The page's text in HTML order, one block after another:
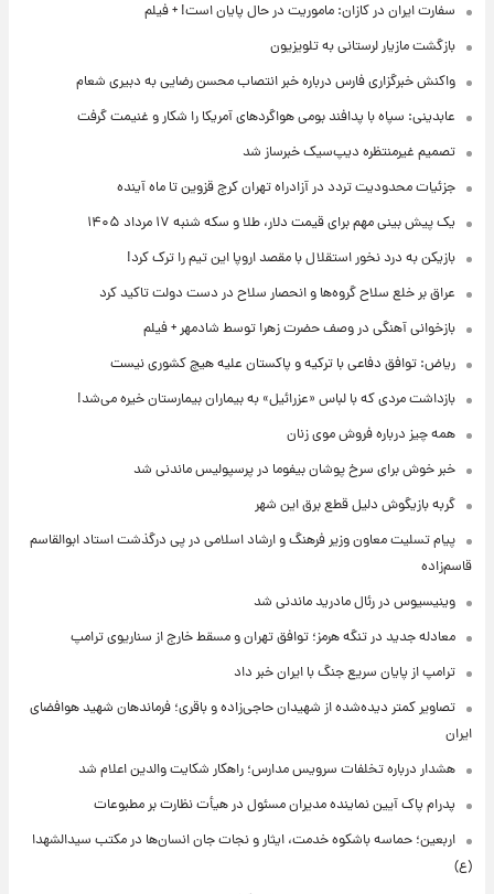
سفارت ایران در کازان: ماموریت در حال پایان است! + فیلم
بازگشت مازیار لرستانی به تلویزیون
واکنش خبرگزاری فارس درباره خبر انتصاب محسن رضایی به دبیری شعام
عابدینی: سپاه با پدافند بومی هواگردهای آمریکا را شکار و غنیمت گرفت
تصمیم غیرمنتظره دیپ‌سیک خبرساز شد
جزئیات محدودیت تردد در آزادراه تهران کرج قزوین تا ماه آینده
یک پیش ‌بینی مهم برای قیمت دلار، طلا و سکه شنبه ۱۷ مرداد ۱۴۰۵
بازیکن به درد نخور استقلال با مقصد اروپا این تیم را ترک کرد!
عراق بر خلع سلاح گروه‌ها و انحصار سلاح در دست دولت تاکید کرد
بازخوانی آهنگی در وصف حضرت زهرا توسط شادمهر + فیلم
ریاض: توافق دفاعی با ترکیه و پاکستان علیه هیچ کشوری نیست
بازداشت مردی که با لباس «عزرائیل» به بیماران بیمارستان خیره می‌شد!
همه چیز درباره فروش موی زنان
خبر خوش برای سرخ پوشان بیفوما در پرسپولیس ماندنی شد
گربه بازیگوش دلیل قطع برق این شهر
پیام تسلیت معاون وزیر فرهنگ و ارشاد اسلامی در پی درگذشت استاد ابوالقاسم
قاسم‌زاده
وینیسیوس در رئال مادرید ماندنی شد
معادله جدید در تنگه هرمز؛ توافق تهران و مسقط خارج از سناریوی ترامپ
ترامپ از پایان سریع جنگ با ایران خبر داد
تصاویر کمتر دیده‌شده از شهیدان حاجی‌زاده و باقری؛ فرماندهان شهید هوافضای
ایران
هشدار درباره تخلفات سرویس مدارس؛ راهکار شکایت والدین اعلام شد
پدرام پاک آیین نماینده مدیران مسئول در هیأت نظارت بر مطبوعات
اربعین؛ حماسه باشکوه خدمت، ایثار و نجات جان انسان‌ها در مکتب سیدالشهدا
(ع)